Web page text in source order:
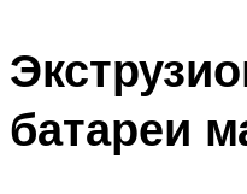
батареи